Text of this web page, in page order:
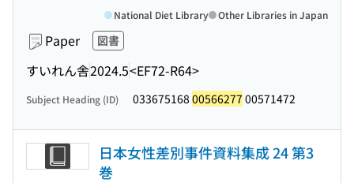
Paper 図書
すいれん舎2024.5<EF72-R64>
National Diet Library Other Libraries in Japan
Subject Heading (ID) 033675168 00566277 00571472
日本女性差別事件資料集成 24 第3
巻